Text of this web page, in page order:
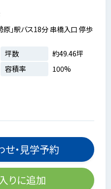
原」駅バス18分 串橋入口 停歩
坪数
約49.46坪
容積率 100%
せ・見学予約
りに追加